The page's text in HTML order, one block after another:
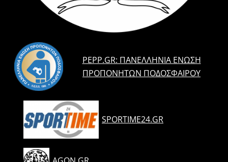
PEPP.GR: ΠΑΝΕΛΛΉΝΙΑ ΈΝΩΣΗ
ΠΡΟΠΟΝΗΤΏΝ ΠΟΔΟΣΦΑΊΡΟΥ
SPORTIME24.GR